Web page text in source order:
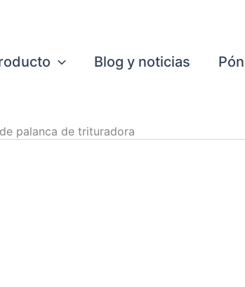
Blog y noticias
palanca de trituradora